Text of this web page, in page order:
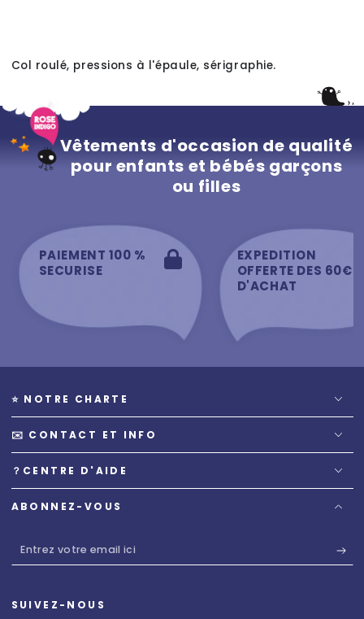
Col roulé, pressions à l'épaule, sérigraphie.
Vêtements d'occasion de qualité
pour enfants et bébés garçons
ou filles
PAIEMENT 100 %
SECURISE
EXPEDITION
OFFERTE DES 60€
D'ACHAT
⭐️ NOTRE CHARTE
✉️ CONTACT ET INFO
？CENTRE D'AIDE
ABONNEZ-VOUS
Entrez
votre
SUIVEZ-NOUS